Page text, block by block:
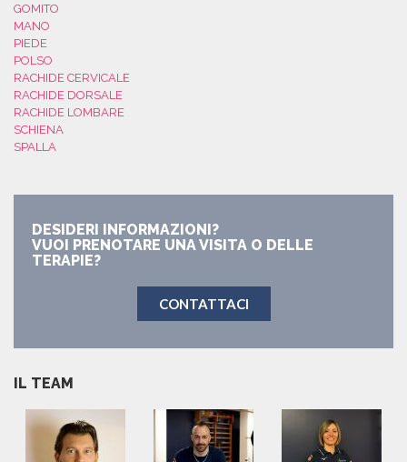
GOMITO
MANO
PIEDE
POLSO
RACHIDE CERVICALE
RACHIDE DORSALE
RACHIDE LOMBARE
SCHIENA
SPALLA
DESIDERI INFORMAZIONI?
VUOI PRENOTARE UNA VISITA O DELLE
TERAPIE?
CONTATTACI
IL TEAM